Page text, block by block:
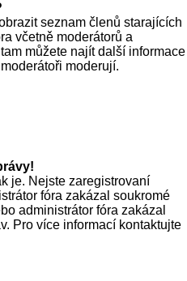
seznam členů starajících
včetně moderátorů a
můžete najít další informace
moderují.
je. Nejste zaregistrovaní
fóra zakázal soukromé
administrátor fóra zakázal
Pro více informací kontaktujte